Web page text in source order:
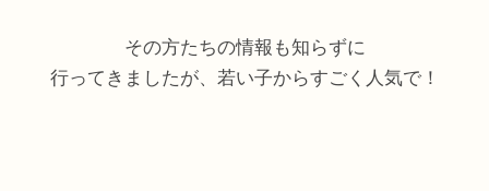
その方たちの情報も知らずに
行ってきましたが、若い子からすごく人気で！